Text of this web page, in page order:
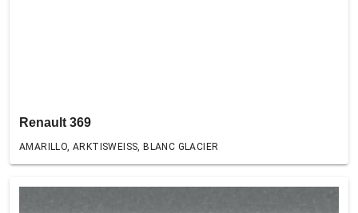
Renault 369
AMARILLO, ARKTISWEISS, BLANC GLACIER